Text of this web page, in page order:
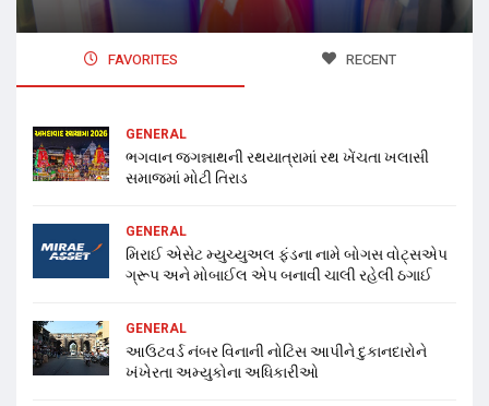
FAVORITES RECENT
GENERAL
ભગવાન જગન્નાથની રથયાત્રામાં રથ ખેંચતા ખલાસી
સમાજમાં મોટી તિરાડ
GENERAL
મિરાઈ એસેટ મ્યુચ્યુઅલ ફંડના નામે બોગસ વોટ્સએપ
ગ્રૂપ અને મોબાઈલ એપ બનાવી ચાલી રહેલી ઠગાઈ
GENERAL
આઉટવર્ડ નંબર વિનાની નોટિસ આપીને દુકાનદારોને
ખંખેરતા અમ્યુકોના અધિકારીઓ